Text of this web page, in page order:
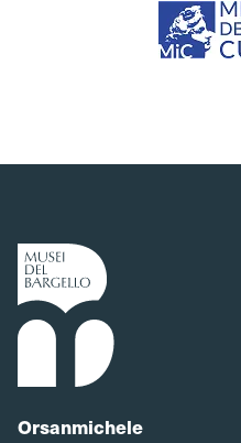
Orsanmichele